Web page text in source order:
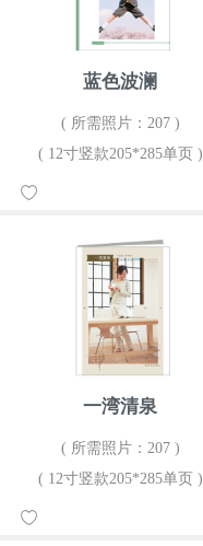
蓝色波澜
( 所需照片：207 )
( 12寸竖款205*285单页 )
一湾清泉
( 所需照片：207 )
( 12寸竖款205*285单页 )